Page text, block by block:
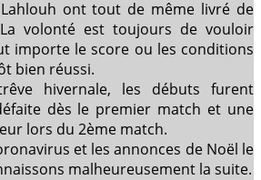
ont tout de même livré de
volonté est toujours de vouloir
importe le score ou les conditions
bien réussi.
hivernale, les débuts furent
dès le premier match et une
lors du 2ème match.
et les annonces de Noël le
malheureusement la suite.